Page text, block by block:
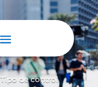
Tipo de control